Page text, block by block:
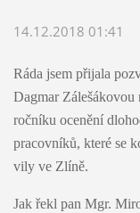
14.12.2018 01:41
Ráda jsem přijala
Dagmar
ročníku ocenění
pracovníků, které se
vily ve Zlíně.
Jak řekl pan Mgr.